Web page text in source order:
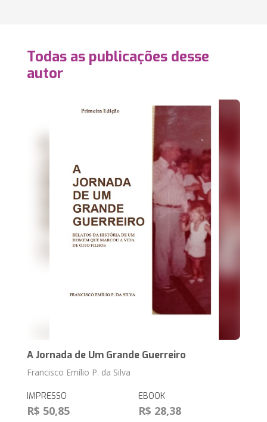
Todas as publicações desse
autor
A Jornada de Um Grande Guerreiro
Francisco Emílio P. da Silva
IMPRESSO
R$ 50,85
EBOOK
R$ 28,38